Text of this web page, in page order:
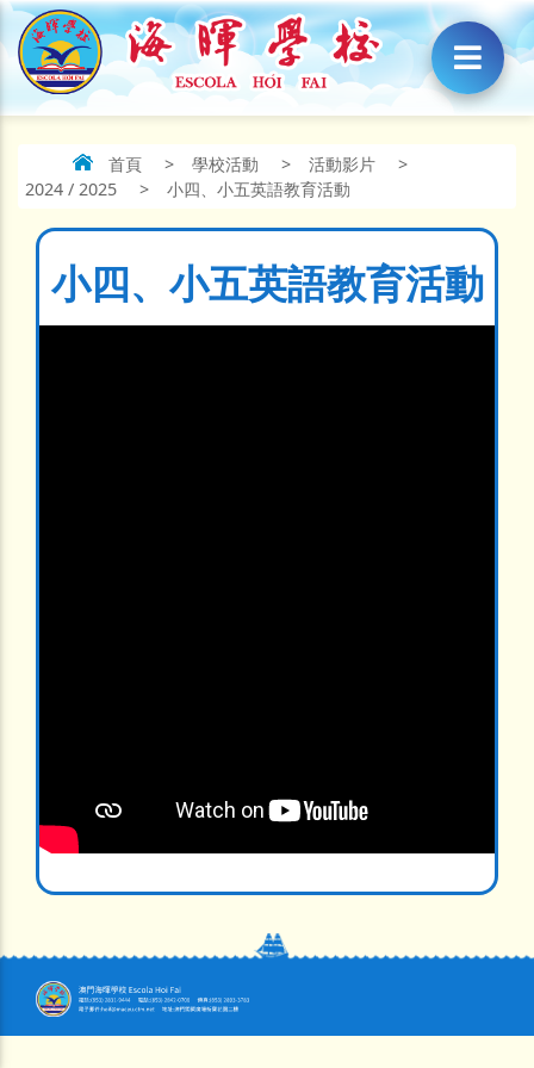
首頁 > 學校活動 > 活動影片
>
2024 / 2025
> 小四、小五英語教育活動
小四、小五英語教育活動